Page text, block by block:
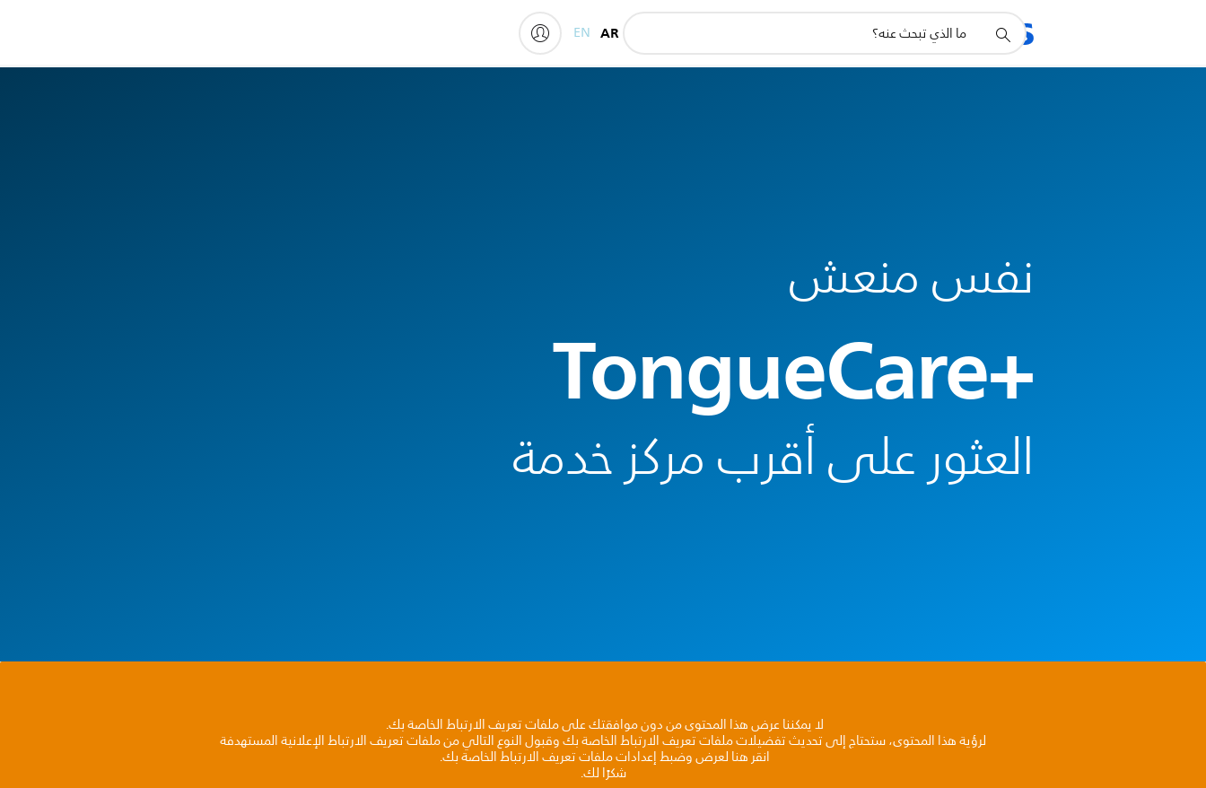
المنتجات
أيقونة
دعم
AR
EN
نفس منعش
TongueCare+‎
العثور على أقرب مركز خدمة
لا يمكننا عرض هذا المحتوى من دون موافقتك على ملفات تعريف الارتباط الخاصة بك.
لرؤية هذا المحتوى، ستحتاج إلى تحديث تفضيلات ملفات تعريف الارتباط الخاصة بك وقبول النوع التالي من ملفات تعريف الارتباط الإعلانية المستهدفة
انقر هنا لعرض وضبط إعدادات ملفات تعريف الارتباط الخاصة بك.
شكرًا لك.